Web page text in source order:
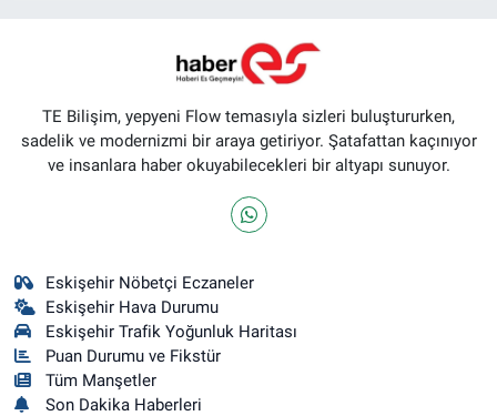
TE Bilişim, yepyeni Flow temasıyla sizleri buluştururken,
sadelik ve modernizmi bir araya getiriyor. Şatafattan kaçınıyor
ve insanlara haber okuyabilecekleri bir altyapı sunuyor.
Eskişehir Nöbetçi Eczaneler
Eskişehir Hava Durumu
Eskişehir Trafik Yoğunluk Haritası
Puan Durumu ve Fikstür
Tüm Manşetler
Son Dakika Haberleri